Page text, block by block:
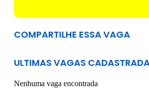
COMPARTILHE ESSA VAGA
ULTIMAS VAGAS
Nenhuma vaga encontrada